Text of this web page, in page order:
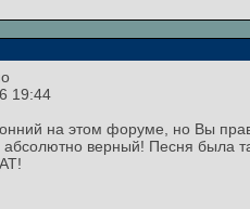
19:44
на этом форуме, но Вы
абсолютно верный! Песня